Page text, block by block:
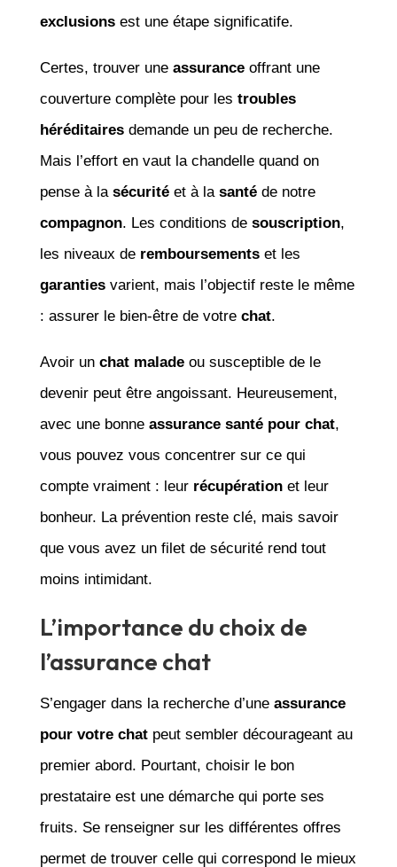
exclusionsest une étape significatife.
Certes, trouver une assuranceoffrant une
couverture complète pour les troubles
héréditairesdemande un peu de recherche.
Mais l’effort en vaut la chandelle quand on
pense à la sécuritéet à la santéde notre
compagnon. Les conditions de souscription,
les niveaux de remboursementset les
garantiesvarient, mais l’objectif reste le même
: assurer le bien-être de votre chat.
Avoir un chat maladeou susceptible de le
devenir peut être angoissant. Heureusement,
avec une bonne assurance santé pour chat,
vous pouvez vous concentrer sur ce qui
compte vraiment : leur récupérationet leur
bonheur. La prévention reste clé, mais savoir
que vous avez un filet de sécurité rend tout
moins intimidant.
L’importance du choix de
l’assurance chat
S’engager dans la recherche d’une assurance
pour votre chatpeut sembler décourageant au
premier abord. Pourtant, choisir le bon
prestataire est une démarche qui porte ses
fruits. Se renseigner sur les différentes offres
permet de trouver celle qui correspond le mieux